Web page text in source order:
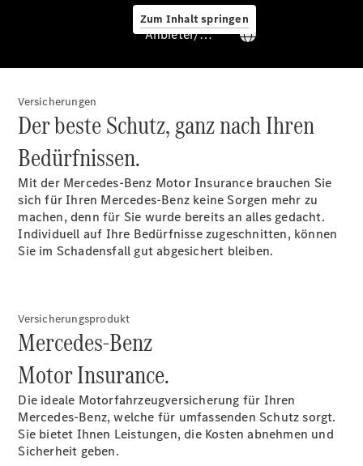
Zum Inhalt springen
Services
und
Kundensupport
Mobilitätslösungen
Intelligente
Fahrzeugsteuerung
Garantie
und
Original-
Teile
Anbieter/Datenschutz
Versicherungen
Der beste Schutz, ganz nach Ihren
Bedürfnissen.
Mit der Mercedes-Benz Motor Insurance brauchen Sie
sich für Ihren Mercedes-Benz keine Sorgen mehr zu
machen, denn für Sie wurde bereits an alles gedacht.
Individuell auf Ihre Bedürfnisse zugeschnitten, können
Sie im Schadensfall gut abgesichert bleiben.
Versicherungsprodukt
Mercedes-Benz
Motor Insurance.
Die ideale Motorfahrzeugversicherung für Ihren
Mercedes-Benz, welche für umfassenden Schutz sorgt.
Sie bietet Ihnen Leistungen, die Kosten abnehmen und
Sicherheit geben.